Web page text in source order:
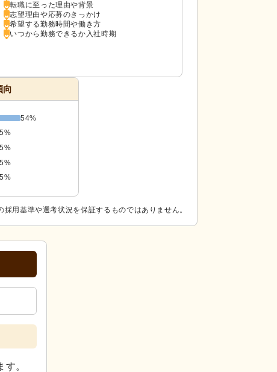
転職に至った理由や背景
志望理由や応募のきっかけ
希望する勤務時間や働き方
いつから勤務できるか入社時期
向
54%
用基準や選考状況を保証するものではありません。
。